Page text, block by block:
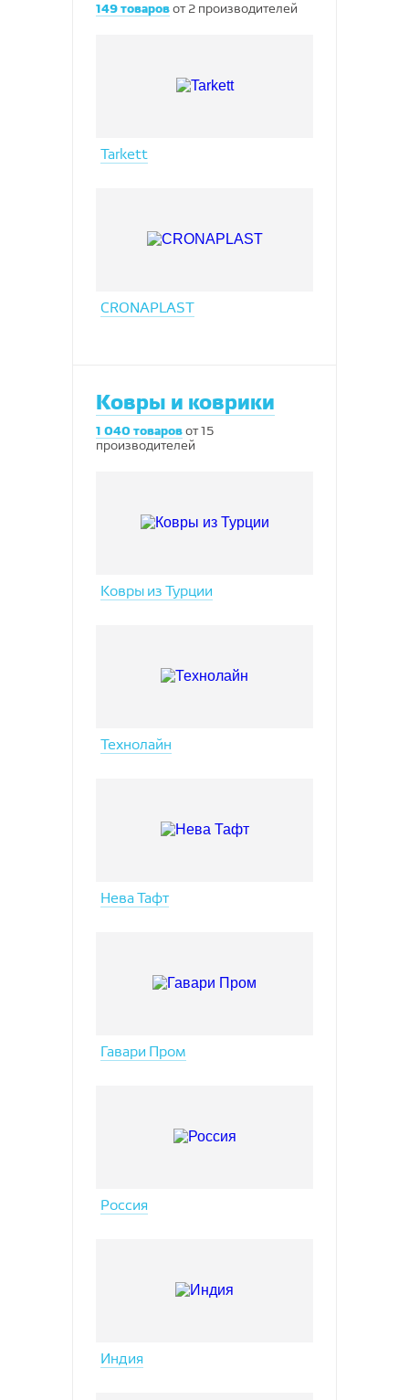
149товаровот2 производителей
Tarkett
CRONAPLAST
Ковры и коврики
1 040товаровот15
производителей
Ковры из Турции
Технолайн
Нева Тафт
Гавари Пром
Россия
Индия